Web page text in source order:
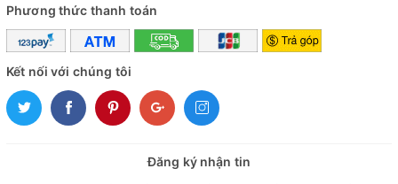
Phương thức thanh toán
Kết nối với chúng tôi
Đăng ký nhận tin